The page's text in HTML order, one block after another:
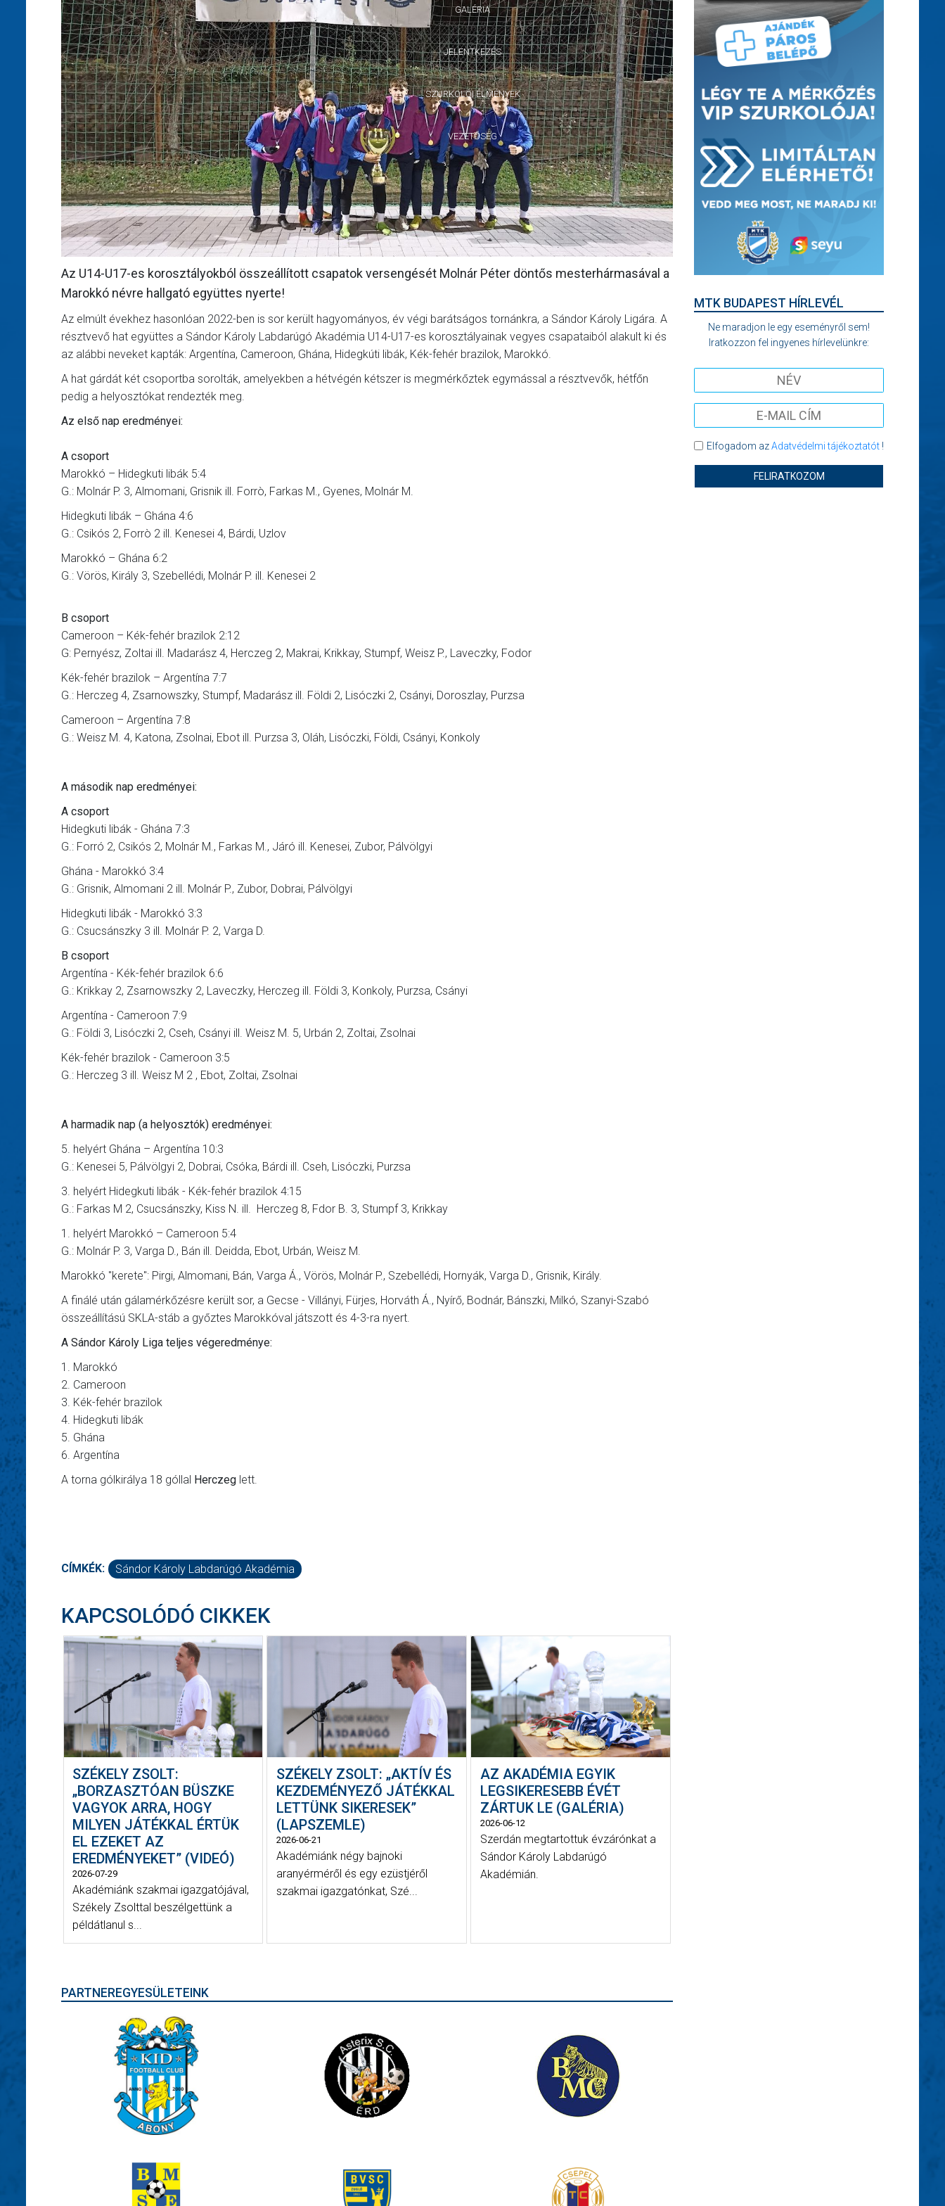
GALÉRIA
JELENTKEZÉS
SZURKOLÓI ÉLMÉNYEK
VEZETŐSÉG
Az U14-U17-es korosztályokból összeállított csapatok versengését Molnár Péter döntős mesterhármasával a
Marokkó névre hallgató együttes nyerte!
Az elmúlt évekhez hasonlóan 2022-ben is sor került hagyományos, év végi barátságos tornánkra, a Sándor Károly Ligára. A
résztvevő hat együttes a Sándor Károly Labdarúgó Akadémia U14-U17-es korosztályainak vegyes csapataiból alakult ki és
az alábbi neveket kapták: Argentína, Cameroon, Ghána, Hidegkúti libák, Kék-fehér brazilok, Marokkó.
A hat gárdát két csoportba sorolták, amelyekben a hétvégén kétszer is megmérkőztek egymással a résztvevők, hétfőn
pedig a helyosztókat rendezték meg.
Az első nap eredményei:
A csoport
Marokkó – Hidegkuti libák 5:4
G.: Molnár P. 3, Almomani, Grisnik ill. Forrò, Farkas M., Gyenes, Molnár M.
Hidegkuti libák – Ghána 4:6
G.: Csikós 2, Forrò 2 ill. Kenesei 4, Bárdi, Uzlov
Marokkó – Ghána 6:2
G.: Vörös, Király 3, Szebellédi, Molnár P. ill. Kenesei 2
B csoport
Cameroon – Kék-fehér brazilok 2:12
G: Pernyész, Zoltai ill. Madarász 4, Herczeg 2, Makrai, Krikkay, Stumpf, Weisz P., Laveczky, Fodor
Kék-fehér brazilok – Argentína 7:7
G.: Herczeg 4, Zsarnowszky, Stumpf, Madarász ill. Földi 2, Lisóczki 2, Csányi, Doroszlay, Purzsa
Cameroon – Argentína 7:8
G.: Weisz M. 4, Katona, Zsolnai, Ebot ill. Purzsa 3, Oláh, Lisóczki, Földi, Csányi, Konkoly
A második nap eredményei:
A csoport
Hidegkuti libák - Ghána 7:3
G.: Forró 2, Csikós 2, Molnár M., Farkas M., Járó ill. Kenesei, Zubor, Pálvölgyi
Ghána - Marokkó 3:4
G.: Grisnik, Almomani 2 ill. Molnár P., Zubor, Dobrai, Pálvölgyi
Hidegkuti libák - Marokkó 3:3
G.: Csucsánszky 3 ill. Molnár P. 2, Varga D.
B csoport
Argentína - Kék-fehér brazilok 6:6
G.: Krikkay 2, Zsarnowszky 2, Laveczky, Herczeg ill. Földi 3, Konkoly, Purzsa, Csányi
Argentína - Cameroon 7:9
G.: Földi 3, Lisóczki 2, Cseh, Csányi ill. Weisz M. 5, Urbán 2, Zoltai, Zsolnai
Kék-fehér brazilok - Cameroon 3:5
G.: Herczeg 3 ill. Weisz M 2 , Ebot, Zoltai, Zsolnai
A harmadik nap (a helyosztók) eredményei:
5. helyért Ghána – Argentína 10:3
G.: Kenesei 5, Pálvölgyi 2, Dobrai, Csóka, Bárdi ill. Cseh, Lisóczki, Purzsa
3. helyért Hidegkuti libák - Kék-fehér brazilok 4:15
G.: Farkas M 2, Csucsánszky, Kiss N. ill. Herczeg 8, Fdor B. 3, Stumpf 3, Krikkay
1. helyért Marokkó – Cameroon 5:4
G.: Molnár P. 3, Varga D., Bán ill. Deidda, Ebot, Urbán, Weisz M.
Marokkó "kerete": Pirgi, Almomani, Bán, Varga Á., Vörös, Molnár P., Szebellédi, Hornyák, Varga D., Grisnik, Király.
A finálé után gálamérkőzésre került sor, a Gecse - Villányi, Fürjes, Horváth Á., Nyírő, Bodnár, Bánszki, Milkó, Szanyi-Szabó
összeállítású SKLA-stáb a győztes Marokkóval játszott és 4-3-ra nyert.
A Sándor Károly Liga teljes végeredménye:
1. Marokkó
2. Cameroon
3. Kék-fehér brazilok
4. Hidegkuti libák
5. Ghána
6. Argentína
A torna gólkirálya 18 góllal Herczeg lett.
CÍMKÉK: Sándor Károly Labdarúgó Akadémia
KAPCSOLÓDÓ CIKKEK
SZÉKELY ZSOLT:
„BORZASZTÓAN BÜSZKE
VAGYOK ARRA, HOGY
MILYEN JÁTÉKKAL ÉRTÜK
EL EZEKET AZ
EREDMÉNYEKET” (VIDEÓ)
2026-07-29
Akadémiánk szakmai igazgatójával,
Székely Zsolttal beszélgettünk a
példátlanul s...
SZÉKELY ZSOLT: „AKTÍV ÉS
KEZDEMÉNYEZŐ JÁTÉKKAL
LETTÜNK SIKERESEK”
(LAPSZEMLE)
2026-06-21
Akadémiánk négy bajnoki
aranyérméről és egy ezüstjéről
szakmai igazgatónkat, Szé...
AZ AKADÉMIA EGYIK
LEGSIKERESEBB ÉVÉT
ZÁRTUK LE (GALÉRIA)
2026-06-12
Szerdán megtartottuk évzárónkat a
Sándor Károly Labdarúgó
Akadémián.
PARTNEREGYESÜLETEINK
MTK BUDAPEST HÍRLEVÉL
Ne maradjon le egy eseményről sem!
Iratkozzon fel ingyenes hírlevelünkre:
Elfogadom azAdatvédelmi tájékoztatót!
FELIRATKOZOM